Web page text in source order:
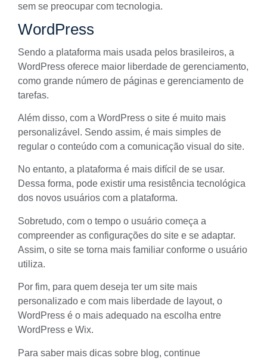
sem se preocupar com tecnologia.
WordPress
Sendo a plataforma mais usada pelos brasileiros, a
WordPress oferece maior liberdade de gerenciamento,
como grande número de páginas e gerenciamento de
tarefas.
Além disso, com a WordPress o site é muito mais
personalizável. Sendo assim, é mais simples de
regular o conteúdo com a comunicação visual do site.
No entanto, a plataforma é mais difícil de se usar.
Dessa forma, pode existir uma resistência tecnológica
dos novos usuários com a plataforma.
Sobretudo, com o tempo o usuário começa a
compreender as configurações do site e se adaptar.
Assim, o site se torna mais familiar conforme o usuário
utiliza.
Por fim, para quem deseja ter um site mais
personalizado e com mais liberdade de layout, o
WordPress é o mais adequado na escolha entre
WordPress e Wix.
Para saber mais dicas sobre blog, continue